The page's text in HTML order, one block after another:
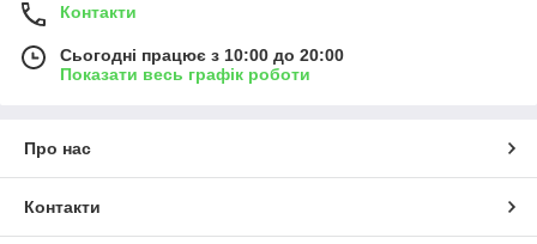
Контакти
Сьогодні працює з 10:00 до 20:00
Показати весь графік роботи
Про нас
Контакти